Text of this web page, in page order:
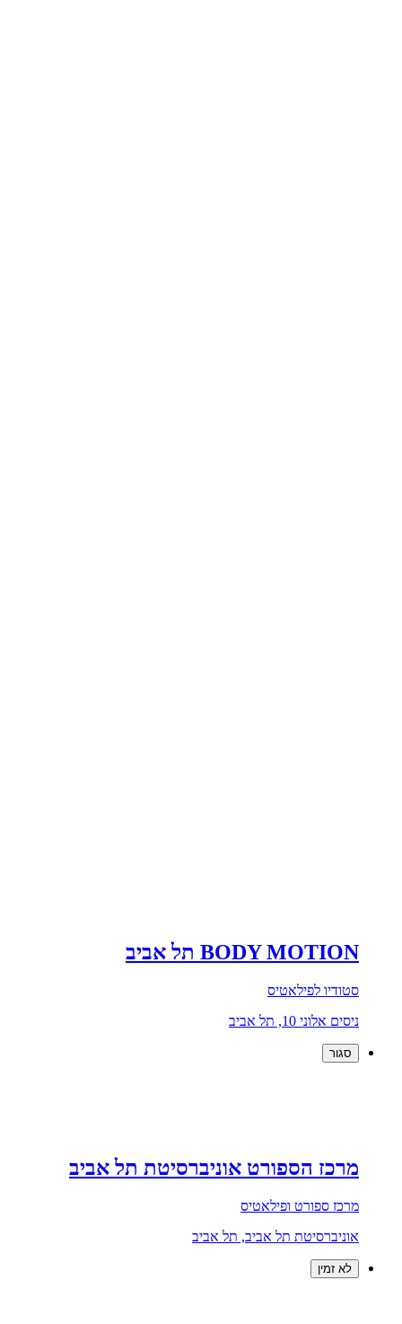
BODY MOTION תל אביב
סטודיו לפילאטיס
ניסים אלוני 10, תל אביב
סגור
מרכז הספורט אוניברסיטת תל אביב
מרכז ספורט ופילאטיס
אוניברסיטת תל אביב, תל אביב
לא זמין